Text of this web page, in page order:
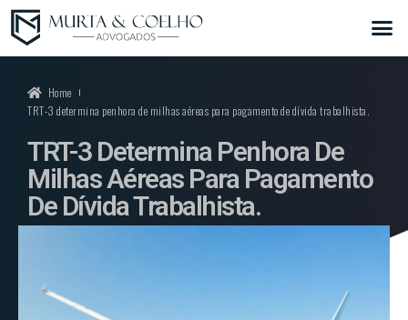
Home
TRT-3 determina penhora de milhas aéreas para pagamento de dívida trabalhista.
TRT-3 Determina Penhora De
Milhas Aéreas Para Pagamento
De Dívida Trabalhista.